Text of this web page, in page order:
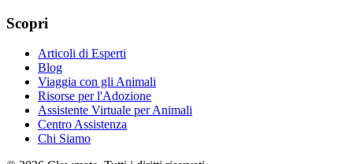
Scopri
Articoli di Esperti
Blog
Viaggia con gli Animali
Risorse per l'Adozione
Assistente Virtuale per Animali
Centro Assistenza
Chi Siamo